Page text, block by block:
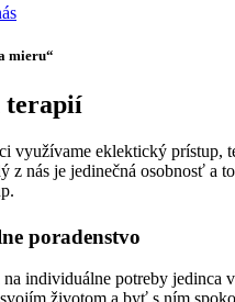
mieru“
terapií
využívame eklektický prístup,
z nás je jedinečná osobnosť a
poradenstvo
na individuálne potreby jedinca